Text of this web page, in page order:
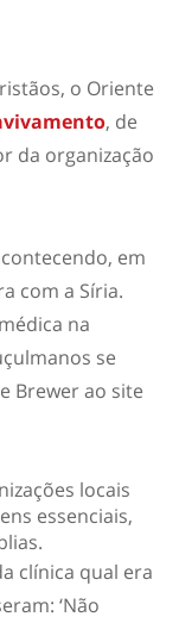
o Oriente
, de
da organização
em
com a Síria.
na
se
Brewer ao site
locais
essenciais,
clínica qual era
‘Não